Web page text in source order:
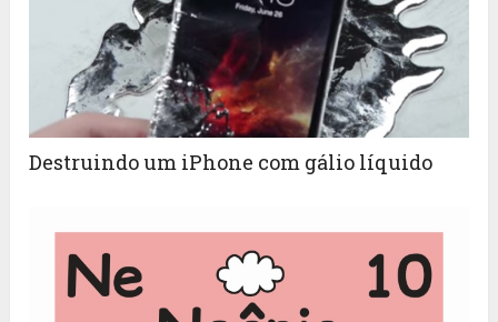
Destruindo um iPhone com gálio líquido